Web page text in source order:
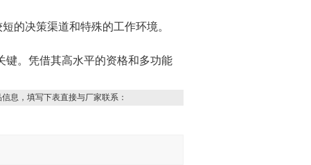
的决策渠道和特殊的工作环境。
键。凭借其高水平的资格和多功能
息，填写下表直接与厂家联系：